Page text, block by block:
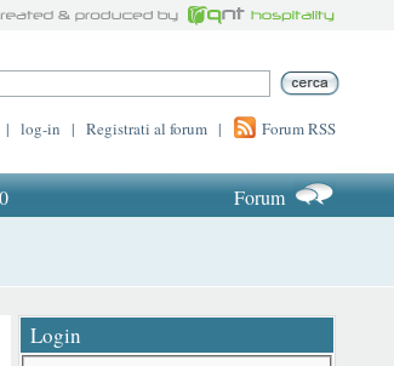
| log-in | Registrati al forum | Forum RSS
Forum
Login